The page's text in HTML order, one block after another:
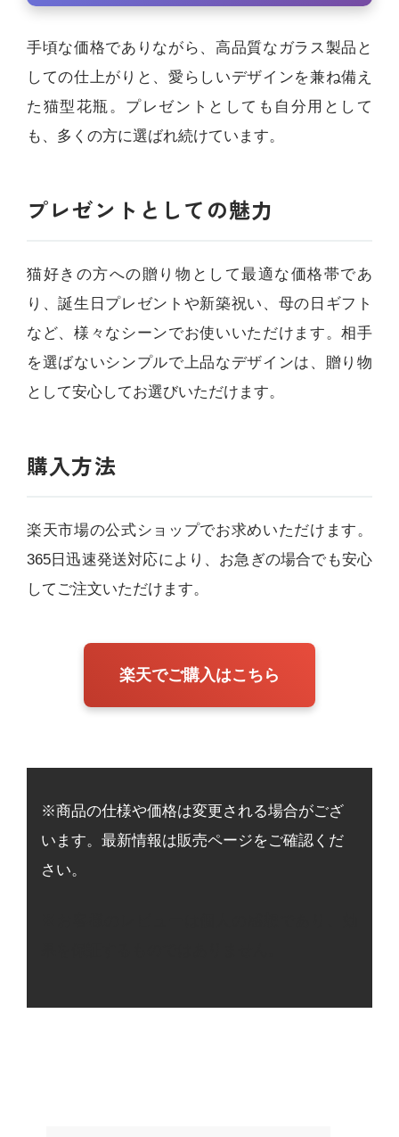
手頃な価格でありながら、高品質なガラス製品と
しての仕上がりと、愛らしいデザインを兼ね備え
た猫型花瓶。プレゼントとしても自分用として
も、多くの方に選ばれ続けています。
プレゼントとしての魅力
猫好きの方への贈り物として最適な価格帯であ
り、誕生日プレゼントや新築祝い、母の日ギフト
など、様々なシーンでお使いいただけます。相手
を選ばないシンプルで上品なデザインは、贈り物
として安心してお選びいただけます。
購入方法
楽天市場の公式ショップでお求めいただけます。
365日迅速発送対応により、お急ぎの場合でも安心
してご注文いただけます。
楽天でご購入はこちら
※商品の仕様や価格は変更される場合がござ
います。最新情報は販売ページをご確認くだ
さい。